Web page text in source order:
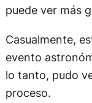
puede ver más
Casualmente,
evento
lo tanto, pudo
proceso.